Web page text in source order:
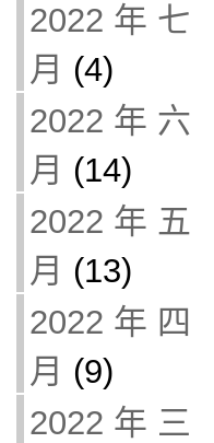
2022 年 七
月 (4)
2022 年 六
月 (14)
2022 年 五
月 (13)
2022 年 四
月 (9)
2022 年 三